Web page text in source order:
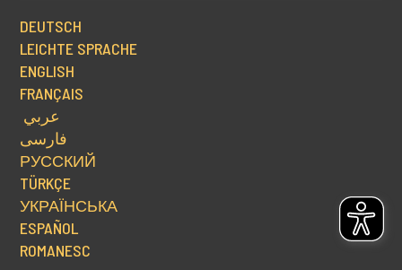
DEUTSCH
LEICHTE SPRACHE
ENGLISH
FRANÇAIS
عربي
فارسی
РУССКИЙ
TÜRKÇE
УКРАЇНСЬКА
ESPAÑOL
ROMANESC